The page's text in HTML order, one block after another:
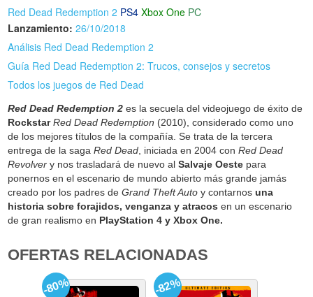
Red Dead Redemption 2 PS4 Xbox One PC
Lanzamiento: 26/10/2018
Análisis Red Dead Redemption 2
Guía Red Dead Redemption 2: Trucos, consejos y secretos
Todos los juegos de Red Dead
Red Dead Redemption 2 es la secuela del videojuego de éxito de
Rockstar Red Dead Redemption (2010), considerado como uno
de los mejores títulos de la compañía. Se trata de la tercera
entrega de la sagaRed Dead , iniciada en 2004 conRed Dead
Revolver y nos trasladará de nuevo alSalvaje Oeste para
ponernos en el escenario de mundo abierto más grande jamás
creado por los padres deGrand Theft Auto y contarnosuna
historia sobre forajidos, venganza y atracos en un escenario
de gran realismo en PlayStation 4 y Xbox One.
OFERTAS RELACIONADAS
-80% -82%